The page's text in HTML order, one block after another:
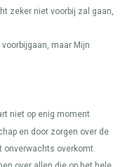
zeker niet voorbij zal gaan,
maar Mijn
niet op enig moment
en door zorgen over de
onverwachts overkomt.